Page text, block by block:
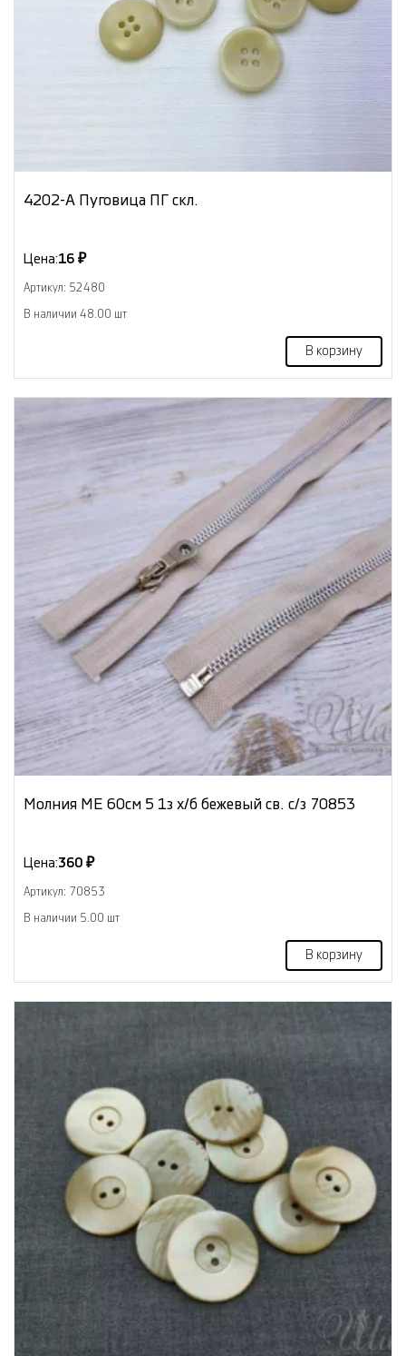
4202-А Пуговица ПГ скл.
Цена:16 ₽
Артикул: 52480
В наличии 48.00 шт
В корзину
Молния МЕ 60см 5 1з х/б бежевый св. с/з 70853
Цена:360 ₽
Артикул: 70853
В наличии 5.00 шт
В корзину